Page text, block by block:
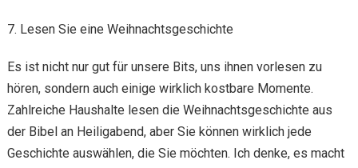
7. Lesen Sie eine Weihnachtsgeschichte
Es ist nicht nur gut für unsere Bits, uns ihnen vorlesen zu
hören, sondern auch einige wirklich kostbare Momente.
Zahlreiche Haushalte lesen die Weihnachtsgeschichte aus
der Bibel an Heiligabend, aber Sie können wirklich jede
Geschichte auswählen, die Sie möchten. Ich denke, es macht